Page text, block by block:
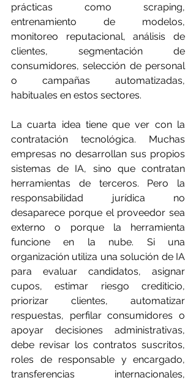
prácticas como scraping,
entrenamiento de modelos,
monitoreo reputacional, análisis de
clientes, segmentación de
consumidores, selección de personal
o campañas automatizadas,
habituales en estos sectores.
La cuarta idea tiene que ver con la
contratación tecnológica. Muchas
empresas no desarrollan sus propios
sistemas de IA, sino que contratan
herramientas de terceros. Pero la
responsabilidad jurídica no
desaparece porque el proveedor sea
externo o porque la herramienta
funcione en la nube. Si una
organización utiliza una solución de IA
para evaluar candidatos, asignar
cupos, estimar riesgo crediticio,
priorizar clientes, automatizar
respuestas, perfilar consumidores o
apoyar decisiones administrativas,
debe revisar los contratos suscritos,
roles de responsable y encargado,
transferencias internacionales,